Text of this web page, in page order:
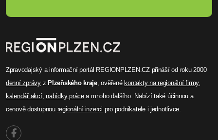
Zpravodajský a informační portál REGIONPLZEN.CZ přináší od roku 2000
denní zprávyzPlzeňského kraje, ověřenékontakty na regionální firmy,
kalendář akcí,nabídky prácea mnoho dalšího. Nabízí také účinnou a
cenově dostupnou regionální inzerci pro podnikatele i jednotlivce.